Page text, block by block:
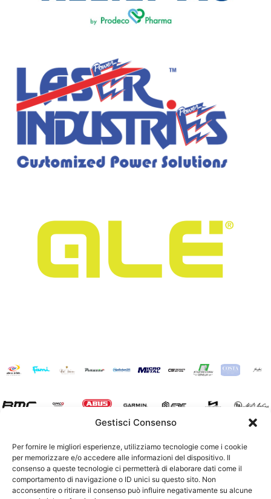
Gestisci Consenso
Per fornire le migliori esperienze, utilizziamo tecnologie come i cookie
per memorizzare e/o accedere alle informazioni del dispositivo. Il
consenso a queste tecnologie ci permetterà di elaborare dati come il
comportamento di navigazione o ID unici su questo sito. Non
acconsentire o ritirare il consenso può influire negativamente su alcune